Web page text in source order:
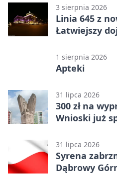
3 sierpnia 2026
Linia 645 z
Łatwiejszy
1 sierpnia 2026
Apteki
31 lipca 2026
300 zł na
Wnioski już
31 lipca 2026
Syrena
Dąbrowy